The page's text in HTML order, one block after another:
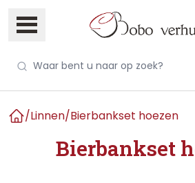
/Linnen/Bierbankset hoezen
Bierbankset